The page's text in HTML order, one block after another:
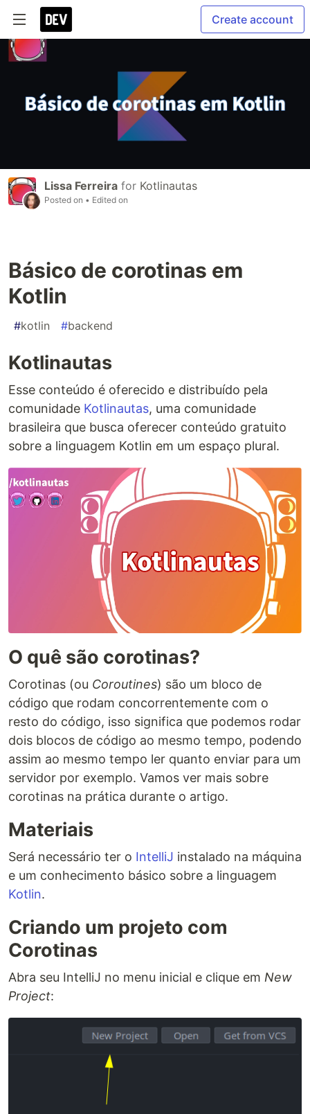
Create account
Lissa Ferreira for Kotlinautas
Posted on • Edited on
Básico de corotinas em
Kotlin
#kotlin #backend
Kotlinautas
Esse conteúdo é oferecido e distribuído pela
comunidade Kotlinautas, uma comunidade
brasileira que busca oferecer conteúdo gratuito
sobre a linguagem Kotlin em um espaço plural.
O quê são corotinas?
Corotinas (ou Coroutines) são um bloco de
código que rodam concorrentemente com o
resto do código, isso significa que podemos rodar
dois blocos de código ao mesmo tempo, podendo
assim ao mesmo tempo ler quanto enviar para um
servidor por exemplo. Vamos ver mais sobre
corotinas na prática durante o artigo.
Materiais
Será necessário ter o IntelliJ instalado na máquina
e um conhecimento básico sobre a linguagem
Kotlin.
Criando um projeto com
Corotinas
Abra seu IntelliJ no menu inicial e clique em New
Project: